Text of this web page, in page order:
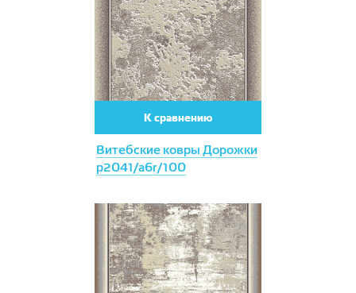
Витебские ковры Дорожки
p2041/a6r/100
К сравнению